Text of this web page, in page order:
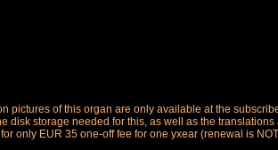
pictures of this organ are only available at the
disk storage needed for this, as well as the
only EUR 35 one-off fee for one yxear (renewal is